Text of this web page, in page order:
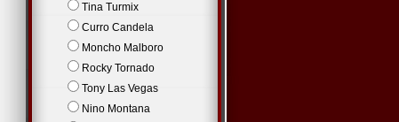
Tina Turmix
Curro Candela
Moncho Malboro
Rocky Tornado
Tony Las Vegas
Nino Montana